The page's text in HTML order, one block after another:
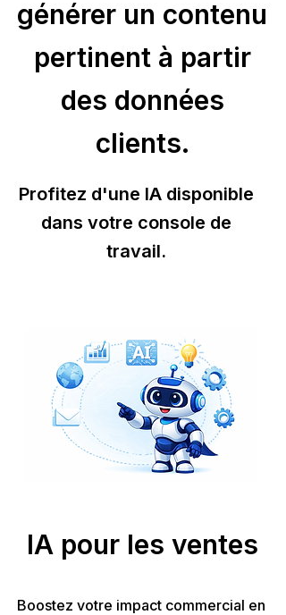
générer un contenu
pertinent à partir
des données
clients.
Profitez d'une IA disponible
dans votre console de
travail.
IA pour les ventes
Boostez votre impact commercial en